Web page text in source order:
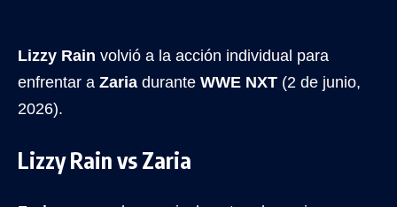
Lizzy Rain volvió a la acción individual para
enfrentar a Zaria durante WWE NXT (2 de junio,
2026).
Lizzy Rain vs Zaria